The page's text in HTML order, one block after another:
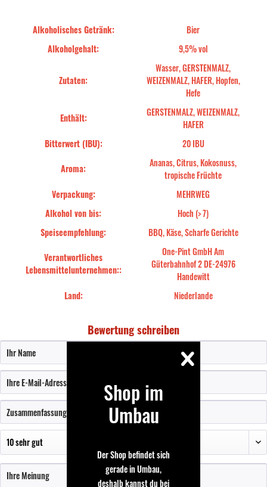
Alkoholisches Getränk:
Bier
Alkoholgehalt:
9,5% vol
Zutaten:
Wasser, GERSTENMALZ,
WEIZENMALZ, HAFER, Hopfen,
Hefe
Enthält:
GERSTENMALZ, WEIZENMALZ,
HAFER
Bitterwert (IBU):
20 IBU
Aroma:
Ananas, Citrus, Kokosnuss,
tropische Früchte
Verpackung:
MEHRWEG
Alkohol von bis:
Hoch (> 7)
Speiseempfehlung:
BBQ, Käse, Scharfe Gerichte
Verantwortliches
Lebensmittelunternehmen::
One-Pint GmbH Am
Güterbahnhof 2 DE-24976
Handewitt
Land:
Niederlande
Bewertung schreiben
Shop im
Umbau
Der Shop befindet sich
gerade in Umbau,
deshalb kannst du bei